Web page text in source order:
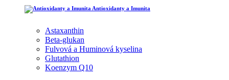
Antioxidanty a Imunita
Astaxanthin
Beta-glukan
Fulvová a Huminová kyselina
Glutathion
Koenzym Q10